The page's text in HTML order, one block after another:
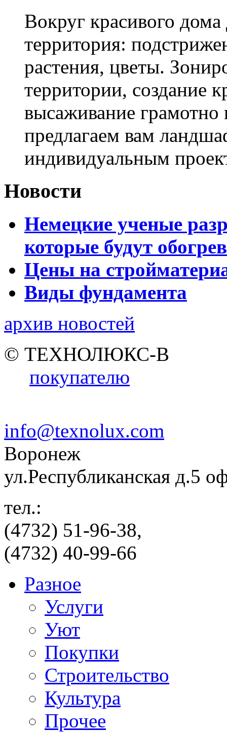
Вокруг красивого
территория:
растения, цветы.
территории, создание
высаживание
предлагаем вам
индивидуальным
Новости
Немецкие ученые
которые будут
Цены на
Виды фундамента
архив новостей
© ТЕХНОЛЮКС-В
покупателю
info@texnolux.com
Воронеж
ул.Республиканская д.5
тел.:
(4732) 51-96-38,
(4732) 40-99-66
Разное
Услуги
Уют
Покупки
Строительство
Культура
Прочее